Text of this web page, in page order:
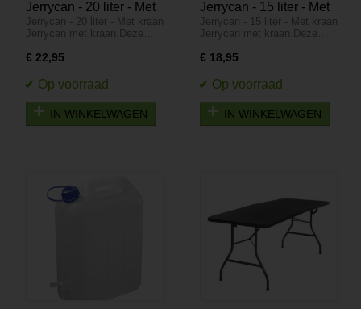
Jerrycan - 20 liter - Met
kraan
Jerrycan - 20 liter - Met kraan
Jerrycan met kraan.Deze…
€ 22,95
IN WINKELWAGEN
Jerrycan - 15 liter - Met
kraan
Jerrycan - 15 liter - Met kraan
Jerrycan met kraan.Deze…
€ 18,95
IN WINKELWAGEN